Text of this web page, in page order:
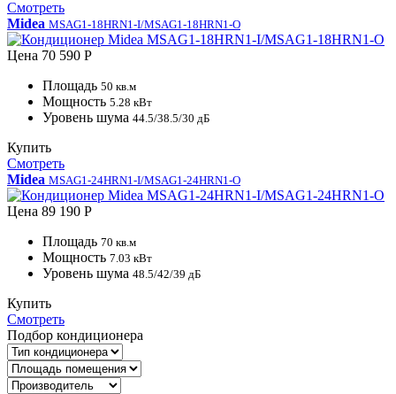
Смотреть
Midea MSAG1-18HRN1-I/MSAG1-18HRN1-O
Цена 70 590 Р
Площадь 50 кв.м
Мощность 5.28 кВт
Уровень шума 44.5/38.5/30 дБ
Купить
Смотреть
Midea MSAG1-24HRN1-I/MSAG1-24HRN1-O
Цена 89 190 Р
Площадь 70 кв.м
Мощность 7.03 кВт
Уровень шума 48.5/42/39 дБ
Купить
Смотреть
Подбор кондиционера